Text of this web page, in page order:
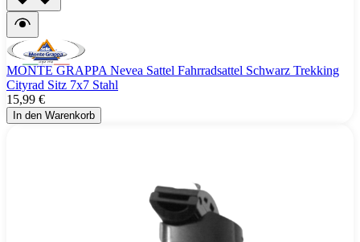
MONTE GRAPPA Nevea Sattel Fahrradsattel Schwarz Trekking
Cityrad Sitz 7x7 Stahl
15,99 €
In den Warenkorb